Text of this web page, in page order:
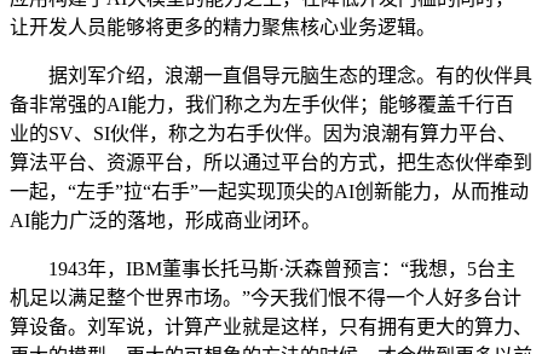
让开发人员能够将更多的精力聚焦核心业务逻辑。
据刘军介绍，浪潮一直倡导元脑生态的理念。有的伙伴具
备非常强的AI能力，我们称之为左手伙伴；能够覆盖千行百
业的SV、SI伙伴，称之为右手伙伴。因为浪潮有算力平台、
算法平台、资源平台，所以通过平台的方式，把生态伙伴牵到
一起，“左手”拉“右手”一起实现顶尖的AI创新能力，从而推动
AI能力广泛的落地，形成商业闭环。
1943年，IBM董事长托马斯·沃森曾预言：“我想，5台主
机足以满足整个世界市场。”今天我们恨不得一个人好多台计
算设备。刘军说，计算产业就是这样，只有拥有更大的算力、